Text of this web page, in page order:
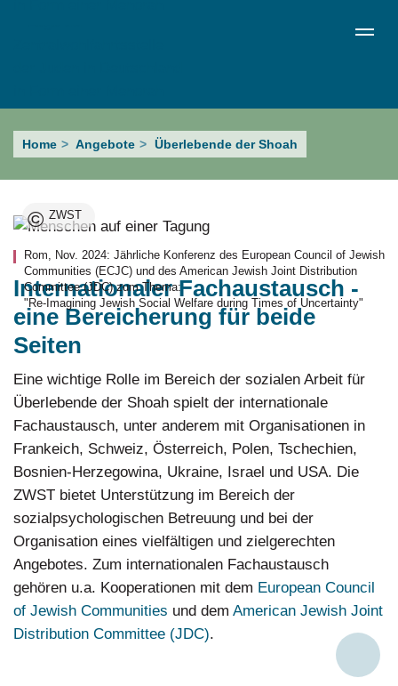
Internationale
Kooperationen
Home Angebote Überlebende der Shoah
© ZWST
Rom, Nov. 2024: Jährliche Konferenz des European Council of Jewish
Communities (ECJC) und des American Jewish Joint Distribution
Committee (JDC) zum Thema:
"Re-Imagining Jewish Social Welfare during Times of Uncertainty"
Internationaler Fachaustausch -
eine Bereicherung für beide
Seiten
Eine wichtige Rolle im Bereich der sozialen Arbeit für
Überlebende der Shoah spielt der internationale
Fachaustausch, unter anderem mit Organisationen in
Frankeich, Schweiz, Österreich, Polen, Tschechien,
Bosnien-Herzegowina, Ukraine, Israel und USA. Die
ZWST bietet Unterstützung im Bereich der
sozialpsychologischen Betreuung und bei der
Organisation eines vielfältigen und zielgerechten
Angebotes. Zum internationalen Fachaustausch
gehören u.a. Kooperationen mit dem European Council
of Jewish Communities und dem American Jewish Joint
Distribution Committee (JDC).